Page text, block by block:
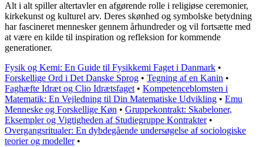
Alt i alt spiller altertavler en afgørende rolle i religiøse ceremonier,
kirkekunst og kulturel arv. Deres skønhed og symbolske betydning
har fascineret mennesker gennem århundreder og vil fortsætte med
at være en kilde til inspiration og refleksion for kommende
generationer.
Fysik og Kemi: En Guide til Fysikkemi Faget i Danmark •
Forskellige Ord i Det Danske Sprog • Tegning af en Kanin •
Faghæfte Idræt og Clio Idrætsfaget • Kompetenceblomsten i
Matematik: En Vejledning til Din Matematiske Udvikling • Emu
Menneske og Forskellige Køn • Gruppekontrakt: Skabeloner,
Eksempler og Vigtigheden af Studiegruppe Kontrakter•
Overgangsritualer: En dybdegående undersøgelse af sociologiske
teorier og modeller•